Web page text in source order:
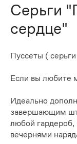
Серьги
сердце"
Пуссеты (
Если вы любите
Идеально
завершающим
любой гардероб,
вечернями